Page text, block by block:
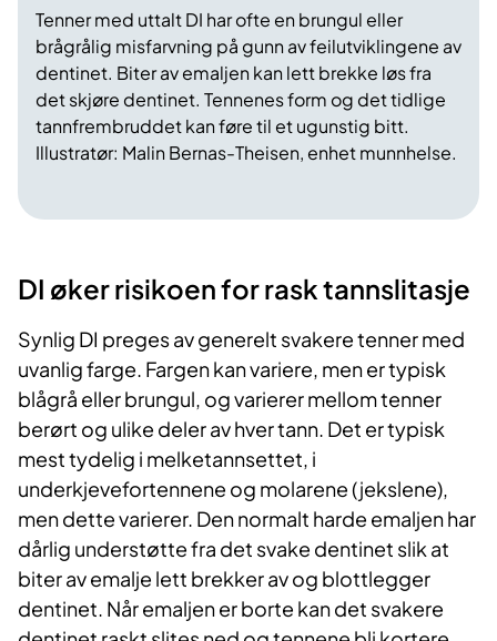
Tenner med uttalt DI har ofte en brungul eller
brågrålig misfarvning på gunn av feilutviklingene av
dentinet. Biter av emaljen kan lett brekke løs fra
det skjøre dentinet. Tennenes form og det tidlige
tannfrembruddet kan føre til et ugunstig bitt.
Illustratør: Malin Bernas-Theisen, enhet munnhelse.
DI øker risikoen for rask tannslitasje
Synlig DI preges av generelt svakere tenner med
uvanlig farge. Fargen kan variere, men er typisk
blågrå eller brungul, og varierer mellom tenner
berørt og ulike deler av hver tann. Det er typisk
mest tydelig i melketannsettet, i
underkjevefortennene og molarene (jekslene),
men dette varierer. Den normalt harde emaljen har
dårlig understøtte fra det svake dentinet slik at
biter av emalje lett brekker av og blottlegger
dentinet. Når emaljen er borte kan det svakere